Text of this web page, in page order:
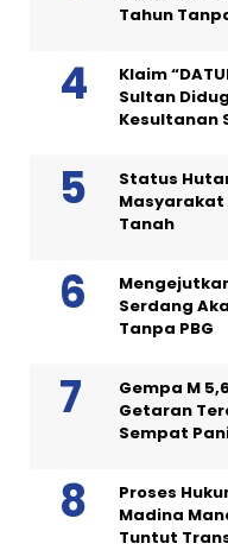
Tahun
Klaim
Sultan
Kesultanan
Status
Tanah
Serdang
Tanpa PBG
Gempa M
Getaran
Sempat
Proses
Madina
Tuntut